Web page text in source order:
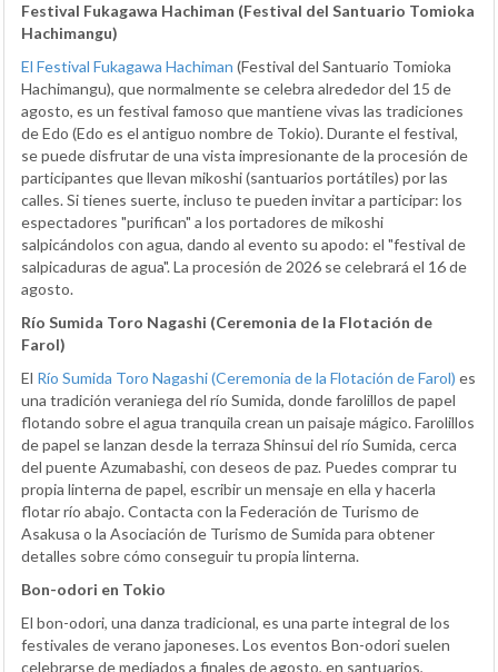
Festival Fukagawa Hachiman (Festival del Santuario Tomioka
Hachimangu)
El Festival Fukagawa Hachiman (Festival del Santuario Tomioka
Hachimangu), que normalmente se celebra alrededor del 15 de
agosto, es un festival famoso que mantiene vivas las tradiciones
de Edo (Edo es el antiguo nombre de Tokio). Durante el festival,
se puede disfrutar de una vista impresionante de la procesión de
participantes que llevan mikoshi (santuarios portátiles) por las
calles. Si tienes suerte, incluso te pueden invitar a participar: los
espectadores "purifican" a los portadores de mikoshi
salpicándolos con agua, dando al evento su apodo: el "festival de
salpicaduras de agua". La procesión de 2026 se celebrará el 16 de
agosto.
Río Sumida Toro Nagashi (Ceremonia de la Flotación de
Farol)
El Río Sumida Toro Nagashi (Ceremonia de la Flotación de Farol) es
una tradición veraniega del río Sumida, donde farolillos de papel
flotando sobre el agua tranquila crean un paisaje mágico. Farolillos
de papel se lanzan desde la terraza Shinsui del río Sumida, cerca
del puente Azumabashi, con deseos de paz. Puedes comprar tu
propia linterna de papel, escribir un mensaje en ella y hacerla
flotar río abajo. Contacta con la Federación de Turismo de
Asakusa o la Asociación de Turismo de Sumida para obtener
detalles sobre cómo conseguir tu propia linterna.
Bon-odori en Tokio
El bon-odori, una danza tradicional, es una parte integral de los
festivales de verano japoneses. Los eventos Bon-odori suelen
celebrarse de mediados a finales de agosto, en santuarios,